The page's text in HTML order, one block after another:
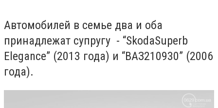
Автомобилей в семье два и оба
принадлежат супругу - “SkodaSuperb
Elegance” (2013 года) и “ВАЗ210930” (2006
года).